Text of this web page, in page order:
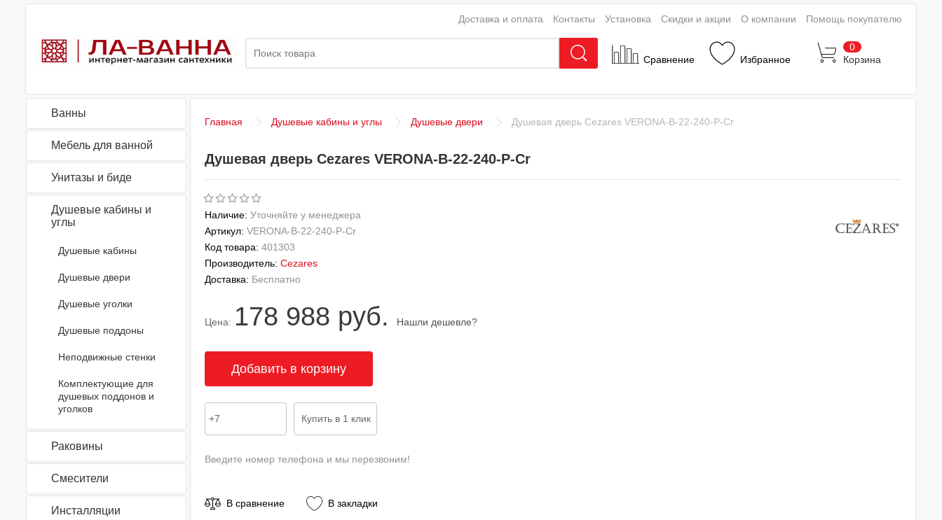
Сравнение Избранное
0
Корзина
Доставка и оплата Контакты Установка Скидки и акции О компании Помощь покупателю
Ванны
Мебель для ванной
Унитазы и биде
Душевые кабины и
углы
Душевые кабины
Душевые двери
Душевые уголки
Душевые поддоны
Неподвижные стенки
Комплектующие для
душевых поддонов и
уголков
Раковины
Смесители
Инсталляции
Главная Душевые кабины и углы Душевые двери Душевая дверь Cezares VERONA-B-22-240-P-Cr
Душевая дверь Cezares VERONA-B-22-240-P-Cr
Наличие: Уточняйте у менеджера
Артикул: VERONA-B-22-240-P-Cr
Код товара: 401303
Производитель: Cezares
Доставка: Бесплатно
Цена: 178 988 руб. Нашли дешевле?
Введите номер телефона и мы перезвоним!
В сравнение В закладки